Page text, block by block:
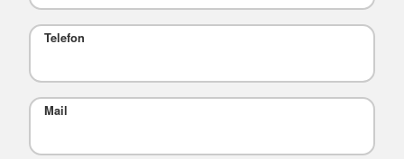
Telefon
Mail